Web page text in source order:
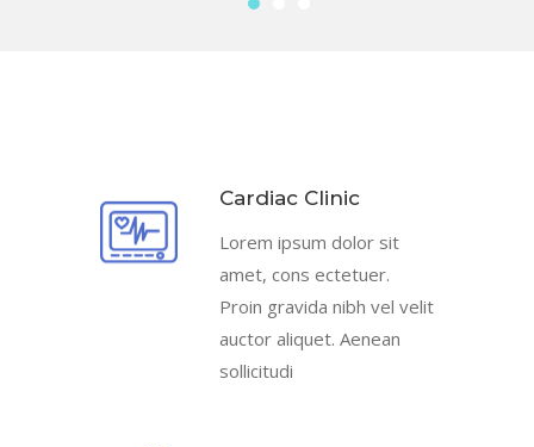
Cardiac Clinic
Lorem ipsum dolor sit
amet, cons ectetuer.
Proin gravida nibh vel velit
auctor aliquet. Aenean
sollicitudi